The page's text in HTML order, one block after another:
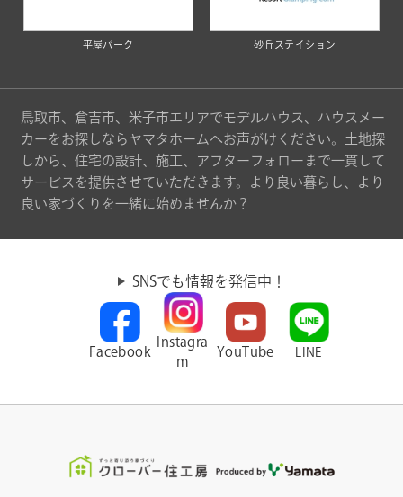
平屋パーク 砂丘ステイション
鳥取市、倉吉市、米子市エリアでモデルハウス、ハウスメー
カーをお探しならヤマタホームへお声がけください。土地探
しから、住宅の設計、施工、アフターフォローまで一貫して
サービスを提供させていただきます。より良い暮らし、より
良い家づくりを一緒に始めませんか？
SNSでも情報を発信中！
Facebook
Instagra
m
YouTube LINE